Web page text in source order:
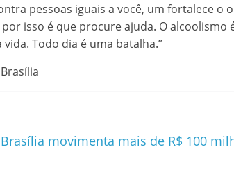
pessoas iguais a você, um fortalece o
isso é que procure ajuda. O alcoolismo
Todo dia é uma batalha.”
movimenta mais de R$ 100